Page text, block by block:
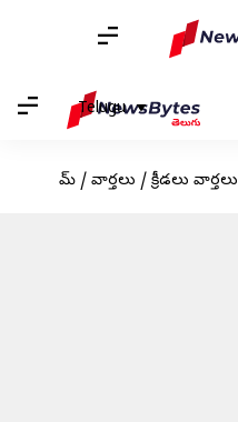
Telugu
హోమ్ / వార్తలు / క్రీడలు వార్తలు